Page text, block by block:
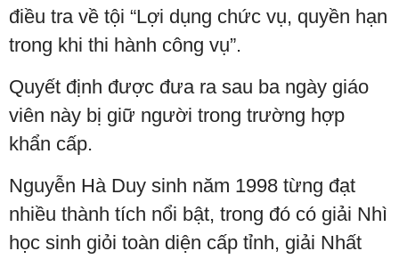
điều tra về tội “Lợi dụng chức vụ, quyền hạn
trong khi thi hành công vụ”.
Quyết định được đưa ra sau ba ngày giáo
viên này bị giữ người trong trường hợp
khẩn cấp.
Nguyễn Hà Duy sinh năm 1998 từng đạt
nhiều thành tích nổi bật, trong đó có giải Nhì
học sinh giỏi toàn diện cấp tỉnh, giải Nhất